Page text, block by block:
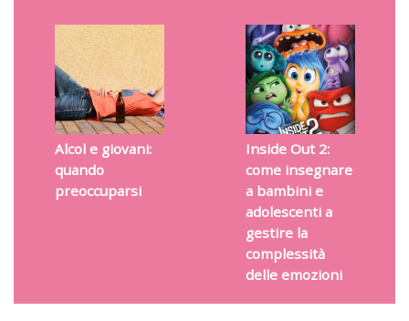
Alcol e giovani:
quando
preoccuparsi
Inside Out 2:
come insegnare
a bambini e
adolescenti a
gestire la
complessità
delle emozioni